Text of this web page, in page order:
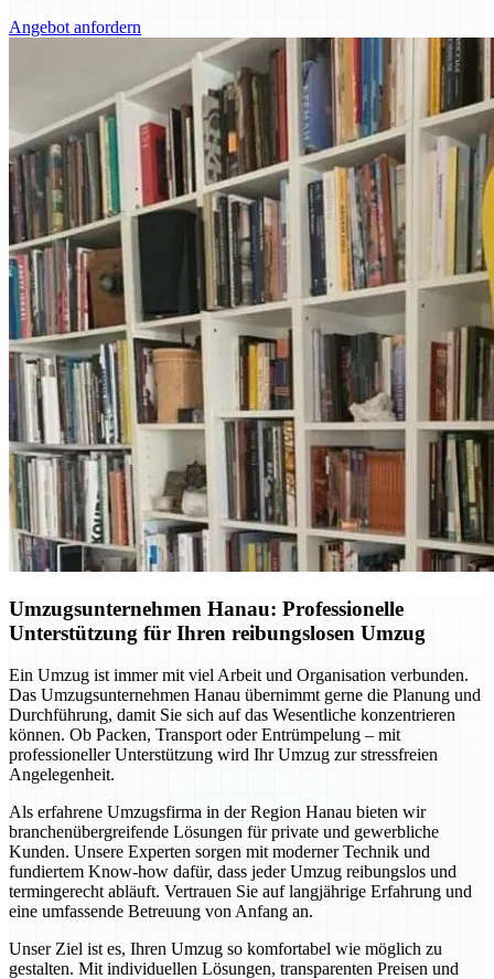
Angebot anfordern
Umzugsunternehmen Hanau: Professionelle
Unterstützung für Ihren reibungslosen Umzug
Ein Umzug ist immer mit viel Arbeit und Organisation verbunden.
Das Umzugsunternehmen Hanau übernimmt gerne die Planung und
Durchführung, damit Sie sich auf das Wesentliche konzentrieren
können. Ob Packen, Transport oder Entrümpelung – mit
professioneller Unterstützung wird Ihr Umzug zur stressfreien
Angelegenheit.
Als erfahrene Umzugsfirma in der Region Hanau bieten wir
branchenübergreifende Lösungen für private und gewerbliche
Kunden. Unsere Experten sorgen mit moderner Technik und
fundiertem Know-how dafür, dass jeder Umzug reibungslos und
termingerecht abläuft. Vertrauen Sie auf langjährige Erfahrung und
eine umfassende Betreuung von Anfang an.
Unser Ziel ist es, Ihren Umzug so komfortabel wie möglich zu
gestalten. Mit individuellen Lösungen, transparenten Preisen und